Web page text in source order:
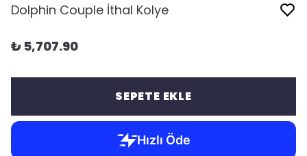
Dolphin Couple İthal Kolye
₺ 5,707.90
SEPETE EKLE